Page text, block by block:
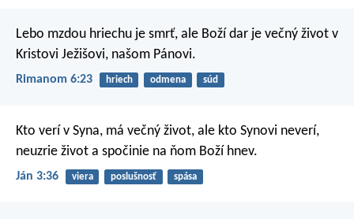
Lebo mzdou hriechu je smrť, ale Boží dar je večný život v
Kristovi Ježišovi, našom Pánovi.
Rimanom 6:23 hriech odmena súd
Kto verí v Syna, má večný život, ale kto Synovi neverí,
neuzrie život a spočinie na ňom Boží hnev.
Ján 3:36 viera poslušnosť spása